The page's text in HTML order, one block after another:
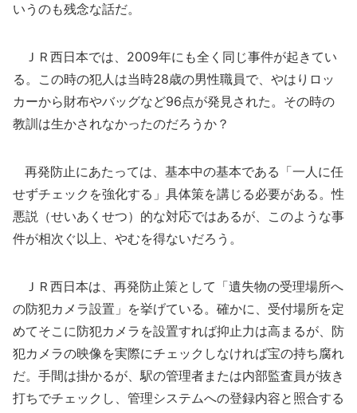
いうのも残念な話だ。
ＪＲ西日本では、2009年にも全く同じ事件が起きてい
る。この時の犯人は当時28歳の男性職員で、やはりロッ
カーから財布やバッグなど96点が発見された。その時の
教訓は生かされなかったのだろうか？
再発防止にあたっては、基本中の基本である「一人に任
せずチェックを強化する」具体策を講じる必要がある。性
悪説（せいあくせつ）的な対応ではあるが、このような事
件が相次ぐ以上、やむを得ないだろう。
ＪＲ西日本は、再発防止策として「遺失物の受理場所へ
の防犯カメラ設置」を挙げている。確かに、受付場所を定
めてそこに防犯カメラを設置すれば抑止力は高まるが、防
犯カメラの映像を実際にチェックしなければ宝の持ち腐れ
だ。手間は掛かるが、駅の管理者または内部監査員が抜き
打ちでチェックし、管理システムへの登録内容と照合する